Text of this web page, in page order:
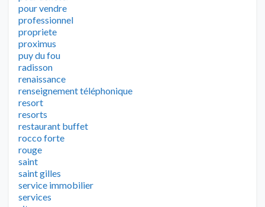
pour vendre
professionnel
propriete
proximus
puy du fou
radisson
renaissance
renseignement téléphonique
resort
resorts
restaurant buffet
rocco forte
rouge
saint
saint gilles
service immobilier
services